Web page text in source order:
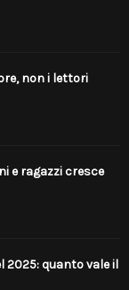
non i lettori
e ragazzi cresce
2025: quanto vale il